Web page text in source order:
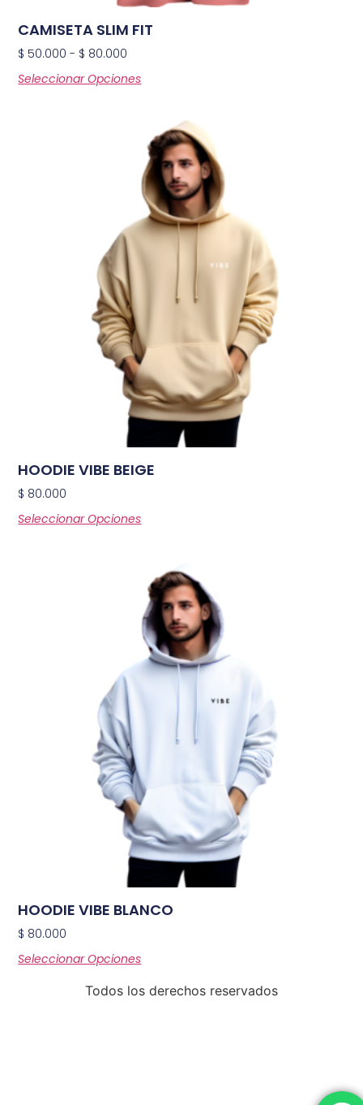
CAMISETA SLIM FIT
$ 50.000 - $ 80.000
Seleccionar Opciones
HOODIE VIBE BEIGE
$ 80.000
Seleccionar Opciones
HOODIE VIBE BLANCO
$ 80.000
Seleccionar Opciones
Todos los derechos reservados